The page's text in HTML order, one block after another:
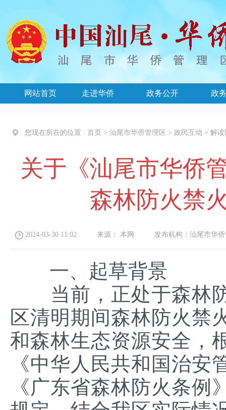
网站首页 走进华侨 政务公开 政
您现在所在的位置 : 首页 > 汕尾市华侨管理区 > 政民互动 > 解读
关于《汕尾市华侨
森林防火禁
2024-03-30 11:02 来源： 本网 发布机构： 汕尾市华
一、起草背景
当前，正处于森林防
区清明期间森林防火禁
和森林生态资源安全，
《中华人民共和国治
《广东省森林防火条